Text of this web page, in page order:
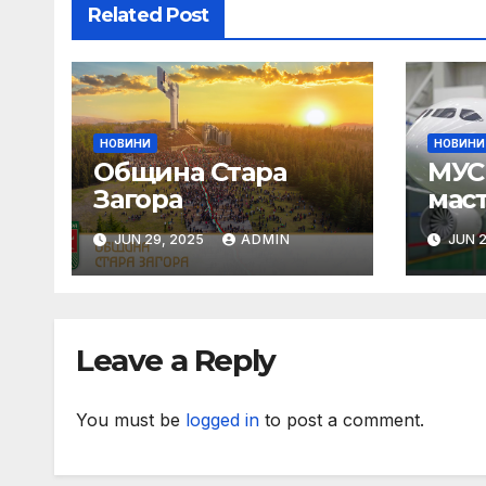
Related Post
НОВИНИ
Община Стара
Загора
JUN 29, 2025 ADMIN
НОВИНИ
МУС
JUN
Leave a Reply
You must be logged in to post a comment.